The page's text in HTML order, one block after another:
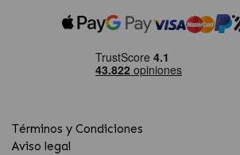
Términos y Condiciones
Aviso legal